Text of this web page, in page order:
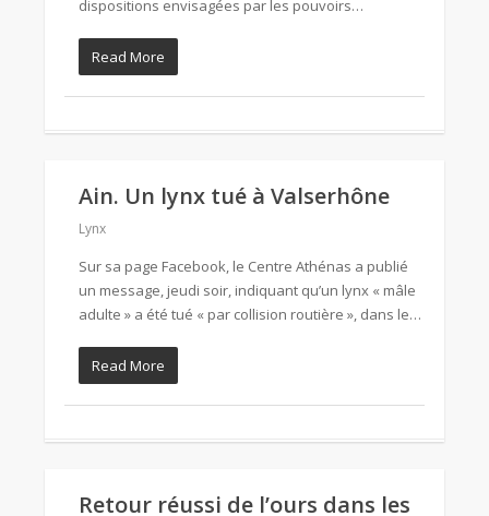
dispositions envisagées par les pouvoirs…
Read More
Ain. Un lynx tué à Valserhône
Lynx
Sur sa page Facebook, le Centre Athénas a publié
un message, jeudi soir, indiquant qu’un lynx « mâle
adulte » a été tué « par collision routière », dans le…
Read More
Retour réussi de l’ours dans les